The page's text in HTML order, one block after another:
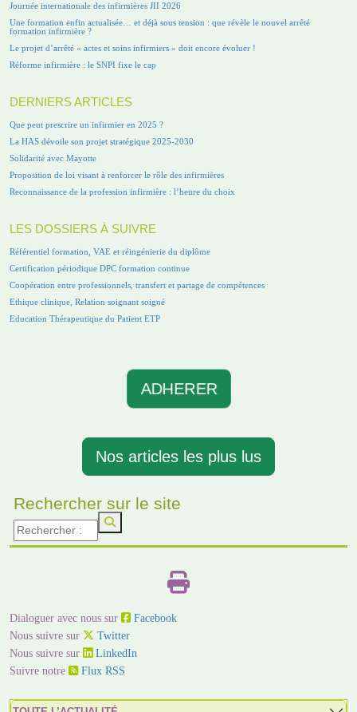
Journée internationale des infirmières JII 2026
Une formation enfin actualisée… et déjà sous tension : que révèle le nouvel arrêté
formation infirmière ?
Le projet d’arrêté « actes et soins infirmiers » doit encore évoluer !
Réforme infirmière : le SNPI fixe le cap
DERNIERS ARTICLES
Que peut prescrire un infirmier en 2025 ?
La HAS dévoile son projet stratégique 2025-2030
Solidarité avec Mayotte
Proposition de loi visant à renforcer le rôle des infirmières
Reconnaissance de la profession infirmière : l’heure du choix
LES DOSSIERS À SUIVRE
Référentiel formation, VAE et réingénierie du diplôme
Certification périodique DPC formation continue
Coopération entre professionnels, transfert et partage de compétences
Ethique clinique, Relation soignant soigné
Education Thérapeutique du Patient ETP
ADHERER
Nos articles les plus lus
Rechercher sur le site
Dialoguer avec nous sur
Facebook
Nous suivre sur
Twitter
Nous suivre sur
LinkedIn
Suivre notre
Flux RSS